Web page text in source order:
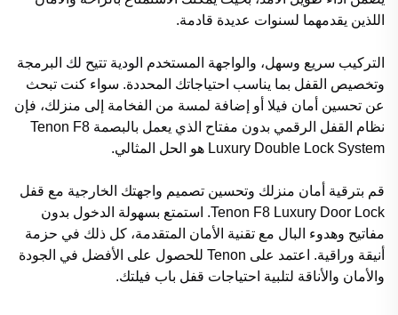
اللذين يقدمهما لسنوات عديدة قادمة.
التركيب سريع وسهل، والواجهة المستخدم الودية تتيح لك البرمجة
وتخصيص القفل بما يناسب احتياجاتك المحددة. سواء كنت تبحث
عن تحسين أمان فيلا أو إضافة لمسة من الفخامة إلى منزلك، فإن
نظام القفل الرقمي بدون مفتاح الذي يعمل بالبصمة Tenon F8
Luxury Double Lock System هو الحل المثالي.
قم بترقية أمان منزلك وتحسين تصميم واجهتك الخارجية مع قفل
Tenon F8 Luxury Door Lock. استمتع بسهولة الدخول بدون
مفاتيح وهدوء البال مع تقنية الأمان المتقدمة، كل ذلك في حزمة
أنيقة وراقية. اعتمد على Tenon للحصول على الأفضل في الجودة
والأمان والأناقة لتلبية احتياجات قفل باب فيلتك.